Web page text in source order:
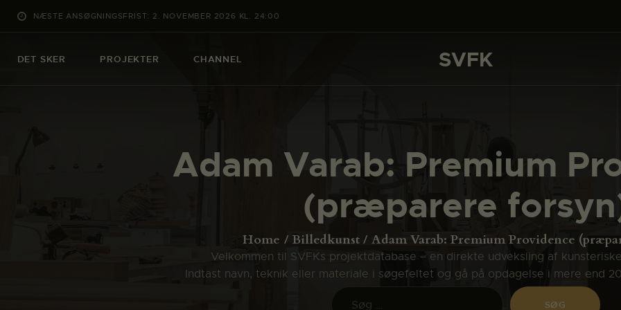
NÆSTE ANSØGNINGSFRIST: 2. NOVEMBER 2026 KL. 24:00
DET SKER PROJEKTER CHANNEL SVFK
Adam Varab: Premium
(præparere
Home Billedkunst Adam Varab: Premium Providence
Velkommen til SVFKs projektdatabase – en direkte udveksling af
Indtast navn, teknik eller materiale i søgefeltet og gå på opdagelse i mere end
SVFK
PROJEKTER
OM SVFK
ENGLISH